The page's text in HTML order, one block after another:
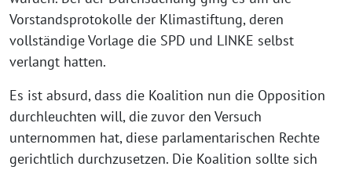
Vorstandsprotokolle der Klimastiftung, deren
vollständige Vorlage die SPD und LINKE selbst
verlangt hatten.
Es ist absurd, dass die Koalition nun die Opposition
durchleuchten will, die zuvor den Versuch
unternommen hat, diese parlamentarischen Rechte
gerichtlich durchzusetzen. Die Koalition sollte sich